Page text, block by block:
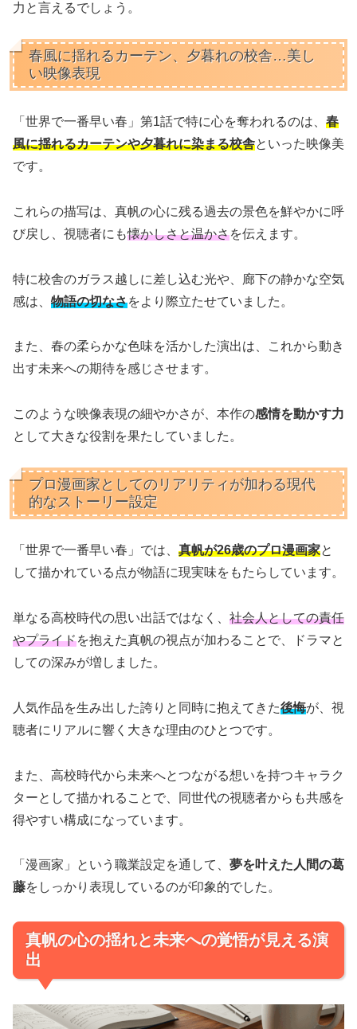
力と言えるでしょう。
春風に揺れるカーテン、夕暮れの校舎…美し
い映像表現
「世界で一番早い春」第1話で特に心を奪われるのは、 春
風に揺れるカーテンや夕暮れに染まる校舎といった映像美
です。
これらの描写は、真帆の心に残る過去の景色を鮮やかに呼
び戻し、視聴者にも懐かしさと温かさを伝えます。
特に校舎のガラス越しに差し込む光や、廊下の静かな空気
感は、 物語の切なさをより際立たせていました。
また、春の柔らかな色味を活かした演出は、これから動き
出す未来への期待を感じさせます。
このような映像表現の細やかさが、本作の感情を動かす力
として大きな役割を果たしていました。
プロ漫画家としてのリアリティが加わる現代
的なストーリー設定
「世界で一番早い春」では、 真帆が26歳のプロ漫画家と
して描かれている点が物語に現実味をもたらしています。
単なる高校時代の思い出話ではなく、 社会人としての責任
やプライドを抱えた真帆の視点が加わることで、ドラマと
しての深みが増しました。
人気作品を生み出した誇りと同時に抱えてきた後悔が、視
聴者にリアルに響く大きな理由のひとつです。
また、高校時代から未来へとつながる想いを持つキャラク
ターとして描かれることで、同世代の視聴者からも共感を
得やすい構成になっています。
「漫画家」という職業設定を通して、 夢を叶えた人間の葛
藤をしっかり表現しているのが印象的でした。
真帆の心の揺れと未来への覚悟が見える演
出